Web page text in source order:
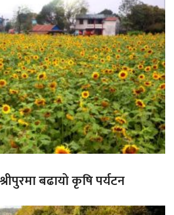
बढायो कृषि पर्यटन